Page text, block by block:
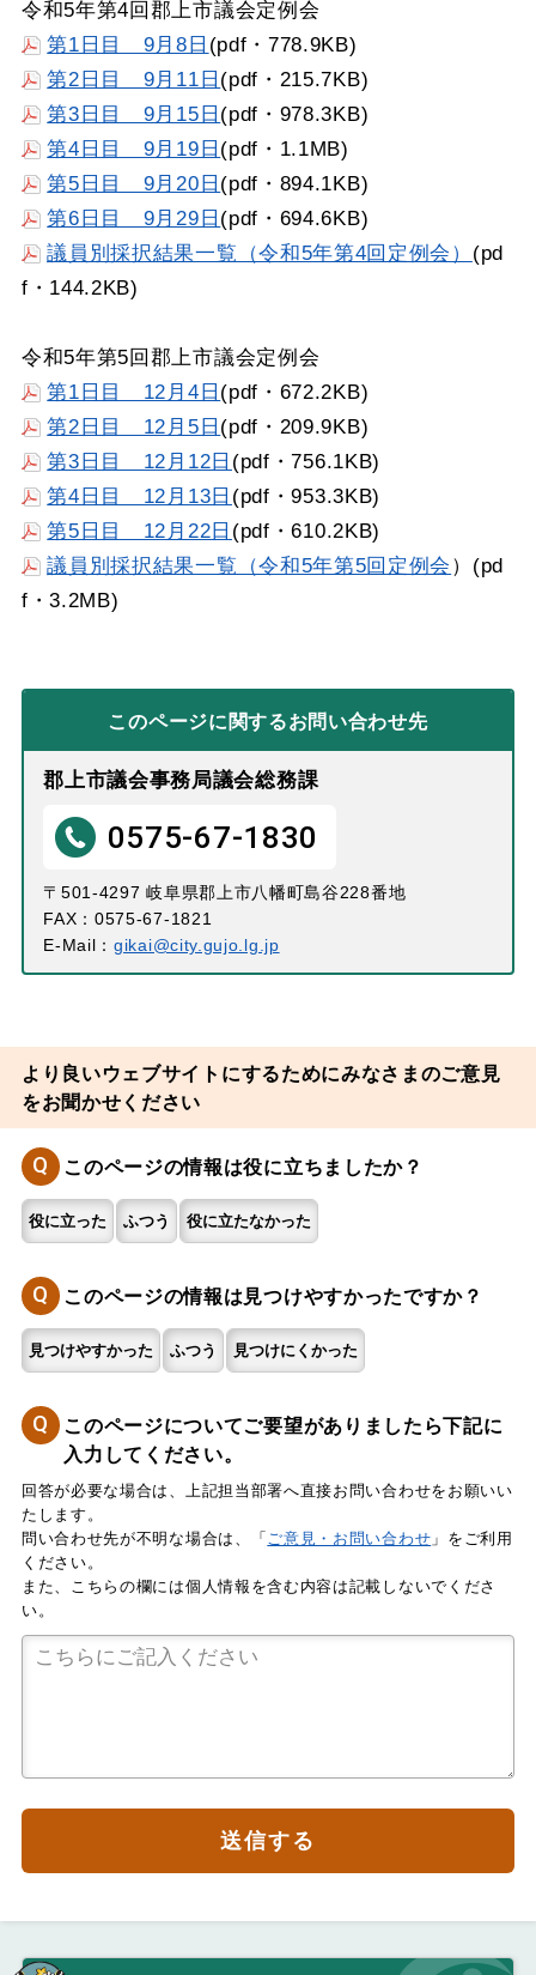
令和5年第4回郡上市議会定例会
第1日目 9月8日 (pdf・778.9KB)
第2日目 9月11日 (pdf・215.7KB)
第3日目 9月15日 (pdf・978.3KB)
第4日目 9月19日 (pdf・1.1MB)
第5日目 9月20日 (pdf・894.1KB)
第6日目 9月29日 (pdf・694.6KB)
議員別採択結果一覧（令和5年第4回定例会） (pd
f・144.2KB)
令和5年第5回郡上市議会定例会
第1日目 12月4日 (pdf・672.2KB)
第2日目 12月5日 (pdf・209.9KB)
第3日目 12月12日 (pdf・756.1KB)
第4日目 12月13日 (pdf・953.3KB)
第5日目 12月22日 (pdf・610.2KB)
議員別採択結果一覧（令和5年第5回定例会 ）(pd
f・3.2MB)
このページに関するお問い合わせ先
郡上市議会事務局議会総務課
0575-67-1830
〒501-4297 岐阜県郡上市八幡町島谷228番地
FAX：0575-67-1821
E-Mail：gikai@city.gujo.lg.jp
より良いウェブサイトにするためにみなさまのご意見
をお聞かせください
Q このページの情報は役に立ちましたか？
役に立った ふつう 役に立たなかった
Q このページの情報は見つけやすかったですか？
見つけやすかった ふつう 見つけにくかった
Q
このページについてご要望がありましたら下記に
入力してください。
回答が必要な場合は、上記担当部署へ直接お問い合わせをお願いい
たします。
問い合わせ先が不明な場合は、「 ご意見・お問い合わせ 」をご利用
ください。
また、こちらの欄には個人情報を含む内容は記載しないでくださ
い。
送信する